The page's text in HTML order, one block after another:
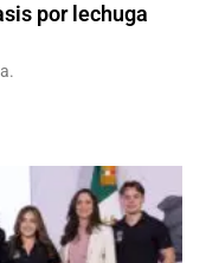
por lechuga